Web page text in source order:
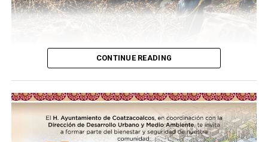
UP NEXT
Propone Canadá extender el T-MEC por 16 años pese a
presiones arancelarias de Trump
(más…)
Compártelo:
CONTINUE READING